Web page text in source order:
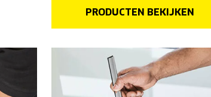
PRODUCTEN BEKIJKEN